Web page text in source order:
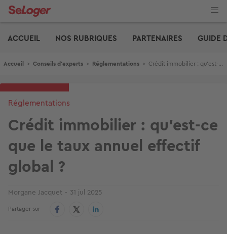
Aller
ACCUEIL
NOS RUBRIQUES PARTENAIRES GUIDE
Fil d'Ariane
Accueil > Conseils d'experts > Réglementations > Crédit immobilier : qu'est-ce que le taux annuel effectif global ?
Réglementations
Crédit immobilier : qu'est-ce
que le taux annuel effectif
global ?
Morgane Jacquet 31 jul 2025
Partager sur